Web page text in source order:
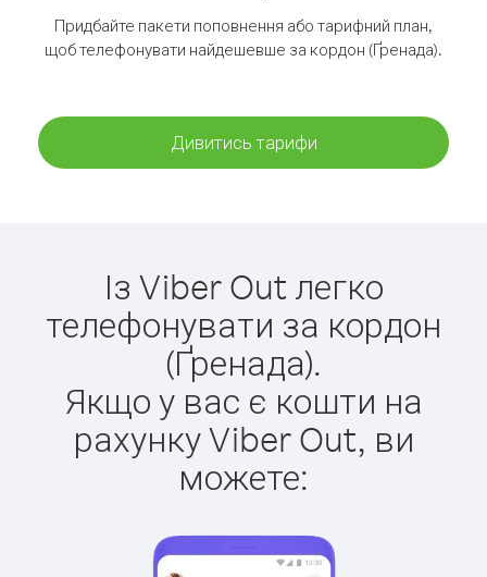
Придбайте пакети поповнення або тарифний план,
щоб телефонувати найдешевше за кордон (Ґренада).
Дивитись тарифи
Із Viber Out легко
телефонувати за кордон
(Ґренада).
Якщо у вас є кошти на
рахунку Viber Out, ви
можете: